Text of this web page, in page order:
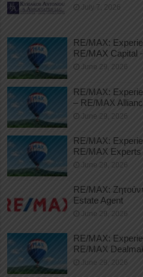
July 7, 2026
RE/MAX:
RE/MAX Capital
June 29, 2026
RE/MAX:
– RE/MAX
June 29, 2026
RE/MAX:
RE/MAX Experts
June 29, 2026
RE/MAX:
Estate Agent
June 29, 2026
RE/MAX:
RE/MAX
June 29, 2026